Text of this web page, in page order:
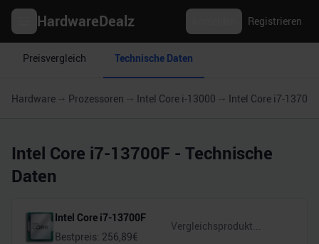
HardwareDealz Registrieren
Preisvergleich Technische Daten
Hardware Prozessoren Intel Core i-13000 Intel Core i7-13700F
Intel Core i7-13700F - Technische
Daten
Intel Core i7-13700F
Bestpreis: 256,89€